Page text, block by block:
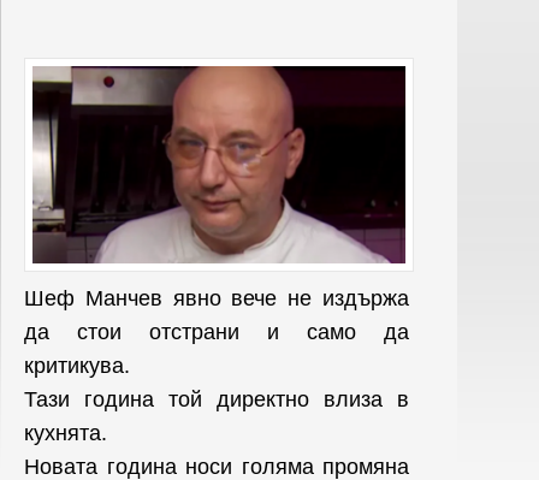
Шеф Манчев явно вече не издържа
да стои отстрани и само да
критикува.
Тази година той директно влиза в
кухнята.
Новата година носи голяма промяна